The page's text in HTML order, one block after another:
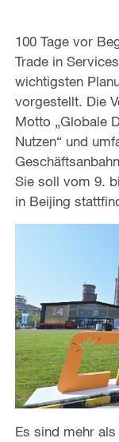
100 Tage vor
Trade in
wichtigsten
vorgestellt. Die
Motto „Globale
Nutzen“ und
Sie soll vom 9.
in Beijing
Es sind mehr